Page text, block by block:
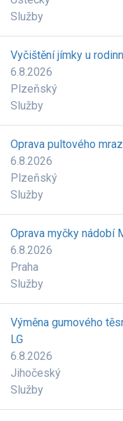
Služby
Vyčištění jímky u
6.8.2026
Plzeňský
Služby
Oprava pultového
6.8.2026
Plzeňský
Služby
Oprava myčky nádobí
6.8.2026
Praha
Služby
Výměna gumového
LG
6.8.2026
Jihočeský
Služby